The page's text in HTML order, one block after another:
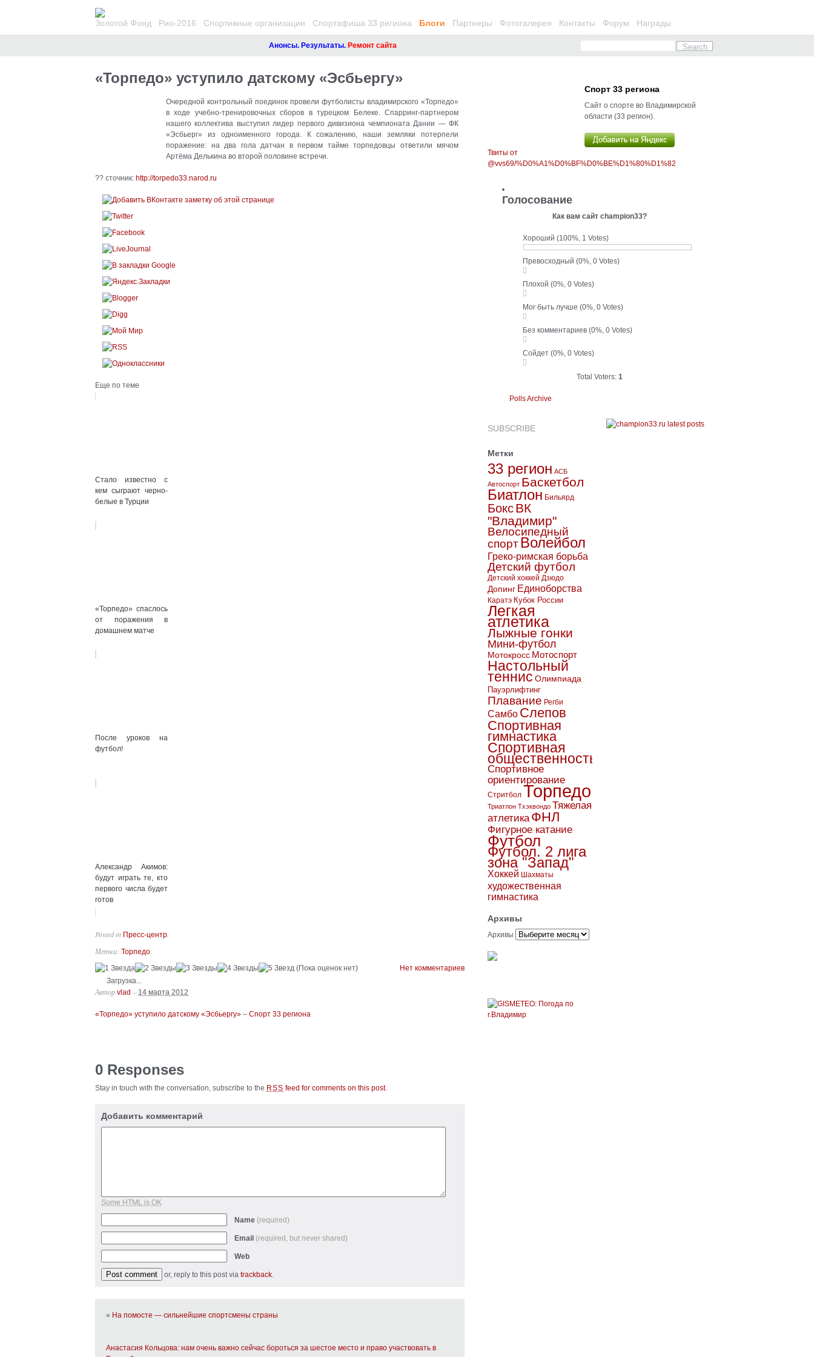
Золотой Фонд Рио-2016 Спортивные организации Спортафиша 33 региона Блоги Партнеры Фотогалерея Контакты Форум Награды
Анонсы. Результаты.Ремонт сайта
«Торпедо» уступило датскому «Эсбьергу»
Очередной контрольный поединок провели футболисты владимирского «Торпедо»
в ходе учебно-тренировочных сборов в турецком Белеке. Спарринг-партнером
нашего коллектива выступил лидер первого дивизиона чемпионата Дании — ФК
«Эсбьерг» из одноименного города. К сожалению, наши земляки потерпели
поражение: на два гола датчан в первом тайме торпедовцы ответили мячом
Артёма Делькина во второй половине встречи.
?? сточник: http://torpedo33.narod.ru
Еще по теме
Стало известно с
кем сыграют черно-
белые в Турции
«Торпедо» спаслось
от поражения в
домашнем матче
После уроков на
футбол!
Александр Акимов:
будут играть те, кто
первого числа будет
готов
Posted in Пресс-центр
Метки: Торпедо
Нет комментариев
(Пока оценок нет)
Загрузка...
Автор vlad – 14 марта 2012
«Торпедо» уступило датскому «Эсбьергу» – Спорт 33 региона
0 Responses
Stay in touch with the conversation, subscribe to the RSS feed for comments on this post.
Добавить комментарий
Some HTML is OK
Name (required)
Email (required, but never shared)
Web
or, reply to this post via trackback.
« На помосте — сильнейшие спортсмены страны
Анастасия Кольцова: нам очень важно сейчас бороться за шестое место и право участвовать в
Спорт 33 региона
Сайт о спорте во Владимирской
области (33 регион).
Твиты от
@vvs69/%D0%A1%D0%BF%D0%BE%D1%80%D1%82
Голосование
Как вам сайт champion33?
Хороший (100%, 1 Votes)
Превосходный (0%, 0 Votes)
Плохой (0%, 0 Votes)
Мог быть лучше (0%, 0 Votes)
Без комментариев (0%, 0 Votes)
Сойдет (0%, 0 Votes)
Total Voters: 1
Polls Archive
SUBSCRIBE
Метки
33 регион АСБ
Автоспорт Баскетбол
Биатлон Бильярд
БоксВК
"Владимир"
Велосипедный
спорт Волейбол
Греко-римская борьба
Детский футбол
Детский хоккей Дзюдо
Допинг Единоборства
Каратэ Кубок России
Легкая
атлетика
Лыжные гонки
Мини-футбол
Мотокросс Мотоспорт
Настольный
теннис Олимпиада
Пауэрлифтинг
Плавание Регби
Самбо Слепов
Спортивная
гимнастика
Спортивная
общественность
Спортивное
ориентирование
Стритбол Торпедо
Триатлон Тхэквондо Тяжелая
атлетика ФНЛ
Фигурное катание
Футбол
Футбол. 2 лига
зона "Запад"
Хоккей Шахматы
художественная
гимнастика
Архивы
Архивы